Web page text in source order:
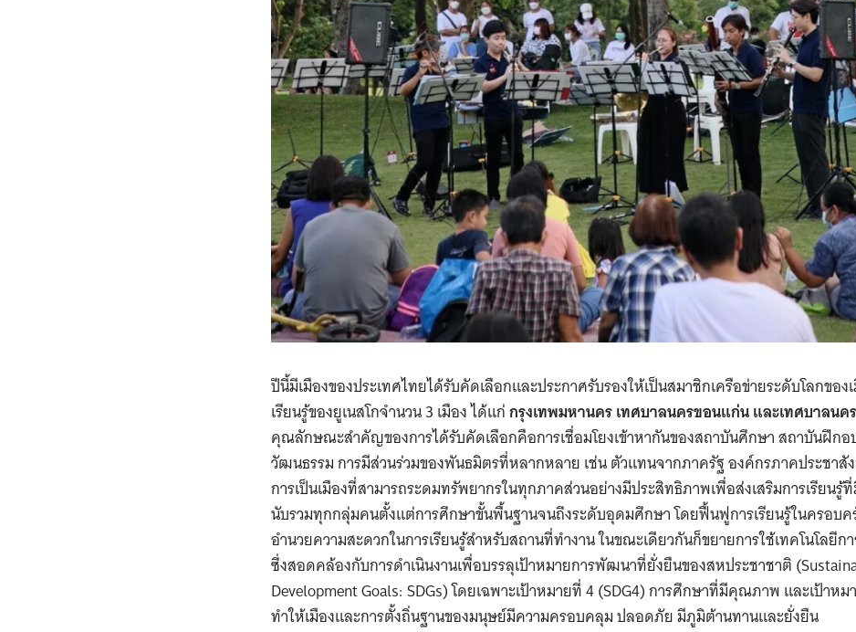
ปีนี้มีเมืองของประเทศไทยได้รับคัดเลือกและประกาศรับรองให้เป็นสมาชิกเครือข่ายระดับโลกของ
เรียนรู้ของยูเนสโกจำนวน 3 เมือง ได้แก่กรุงเทพมหานคร เทศบาลนครขอนแก่น และเทศบาลนค
คุณลักษณะสำคัญของการได้รับคัดเลือกคือการเชื่อมโยงเข้าหากันของสถาบันศึกษา สถาบันฝึก
วัฒนธรรม การมีส่วนร่วมของพันธมิตรที่หลากหลาย เช่น ตัวแทนจากภาครัฐ องค์กรภาคประชาสั
การเป็นเมืองที่สามารถระดมทรัพยากรในทุกภาคส่วนอย่างมีประสิทธิภาพเพื่อส่งเสริมการเรียน
นับรวมทุกกลุ่มคนตั้งแต่การศึกษาขั้นพื้นฐานจนถึงระดับอุดมศึกษา โดยฟื้นฟูการเรียนรู้ในครอบค
อำนวยความสะดวกในการเรียนรู้สำหรับสถานที่ทำงาน ในขณะเดียวกันก็ขยายการใช้เทคโนโลยีก
ซึ่งสอดคล้องกับการดำเนินงานเพื่อบรรลุเป้าหมายการพัฒนาที่ยั่งยืนของสหประชาชาติ
Development Goals: SDGs) โดยเฉพาะเป้าหมายที่ 4 (SDG4) การศึกษาที่มีคุณภาพ และเป้าหมา
ทำให้เมืองและการตั้งถิ่นฐานของมนุษย์มีความครอบคลุม ปลอดภัย มีภูมิต้านทานและยั่งยืน